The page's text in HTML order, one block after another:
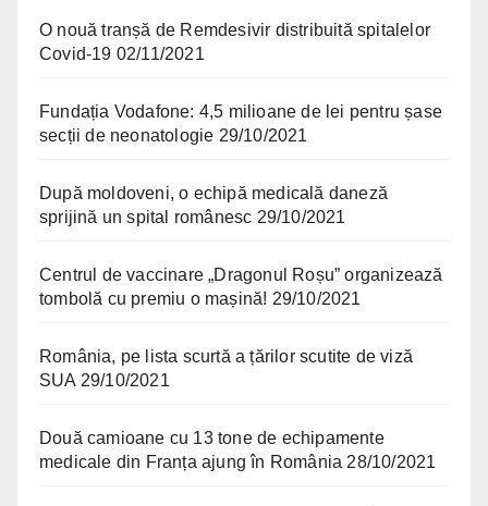
O nouă tranșă de Remdesivir distribuită spitalelor
Covid-19 02/11/2021
Fundația Vodafone: 4,5 milioane de lei pentru șase
secții de neonatologie 29/10/2021
După moldoveni, o echipă medicală daneză
sprijină un spital românesc 29/10/2021
Centrul de vaccinare „Dragonul Roșu” organizează
tombolă cu premiu o mașină! 29/10/2021
România, pe lista scurtă a țărilor scutite de viză
SUA 29/10/2021
Două camioane cu 13 tone de echipamente
medicale din Franța ajung în România 28/10/2021